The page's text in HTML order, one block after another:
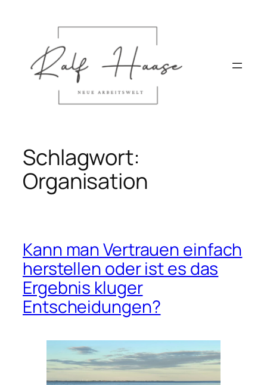
wechseln
Schlagwort:
Organisation
Kann man Vertrauen einfach
herstellen oder ist es das
Ergebnis kluger
Entscheidungen?